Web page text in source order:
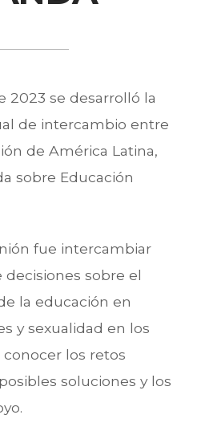
2023 se desarrolló la
de intercambio entre
de América Latina,
sobre Educación
fue intercambiar
sobre el
la educación en
y sexualidad en los
los retos
soluciones y los